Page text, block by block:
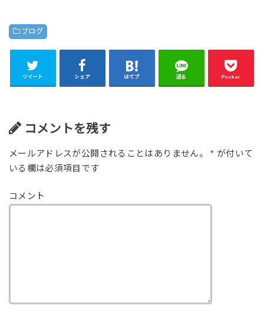
ブログ
ツイート シェア はてブ 送る Pocket
コメントを残す
メールアドレスが公開されることはありません。 * が付いて
いる欄は必須項目です
コメント